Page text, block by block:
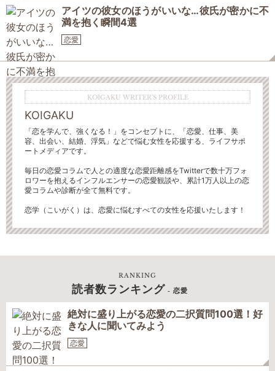
アイツの彼女のほうがいいな…彼氏が密かに不
満を抱く瞬間4選
恋愛
KOIGAKU WRITER'S PROFILE
KOIGAKU
「恋を学んで、強くなる！」をコンセプトに、「恋愛、仕事、美
容、出会い、結婚、浮気」などで悩む女性を応援する、ライフサポ
ートメディアです。
毎日の恋愛コラムで人との適度な恋愛距離感をTwitterで数十万フォ
ロワーを抱えるインフルエンサーの恋愛観談や、累計1万人以上の恋
愛コラムや診断が全て無料です。
恋学（こいがく）は、恋愛に悩むすべての女性を応援いたします！
RANKING
読者数ランキング - 恋愛
絶対に盛り上がる恋愛の二択質問100選！好
きな人に聞いてみよう
恋愛